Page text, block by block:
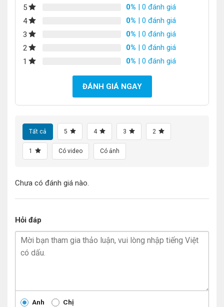
5 0% | 0 đánh giá
4
0% | 0 đánh giá
3
0% | 0 đánh giá
2
0% | 0 đánh giá
1
0% | 0 đánh giá
ĐÁNH GIÁ NGAY
Tất cả 5 4 3 2
1 Có video Có ảnh
Chưa có đánh giá nào.
Hỏi đáp
Anh Chị